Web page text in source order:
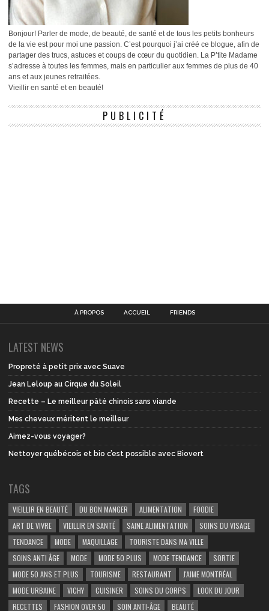
Bonjour! Parler de mode, de beauté, de santé et de tous les petits bonheurs
de la vie est pour moi une passion. C’est pourquoi j’ai créé ce blogue, afin de
partager des trucs, astuces et coups de cœur du quotidien. La P’tite Madame
s’adresse à toutes les femmes, mais en particulier aux femmes de plus de 40
ans et aux jeunes retraitées.
Vieillir en santé et en beauté!
PUBLICITÉ
À PROPOS ACCUEIL FRIENDS
LATEST NEWS
Propreté à petit prix avec Suave
Jean Leloup au Cirque du Soleil
Recette – Le meilleur pâté chinois sans viande
Mes cheveux méritent le meilleur
Aimez-vous voyager?
Nettoyer québécois et bio c’est possible avec Biovert
TAGS
VIEILLIR EN BEAUTÉ DU BON MANGER ALIMENTATION
FOODIE
ART DE VIVRE
VIEILLIR EN SANTÉ SAINE ALIMENTATION
SOINS DU VISAGE
TENDANCE
MODE MAQUILLAGE
TOURISTE DANS MA VILLE
SOINS ANTI ÂGE
MODE MODE 50 PLUS MODE TENDANCE
SORTIE
MODE 50 ANS ET PLUS
TOURISME RESTAURANT
J'AIME MONTRÉAL
MODE URBAINE
VICHY CUISINER SOINS DU CORPS
LOOK DU JOUR
RECETTES
FASHION OVER 50 SOIN ANTI-ÂGE BEAUTÉ